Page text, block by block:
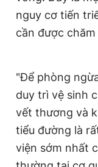
nguy cơ tiến
cần được
"Để phòng
duy trì vệ sinh
vết thương và
tiểu đường là
viện sớm nhất